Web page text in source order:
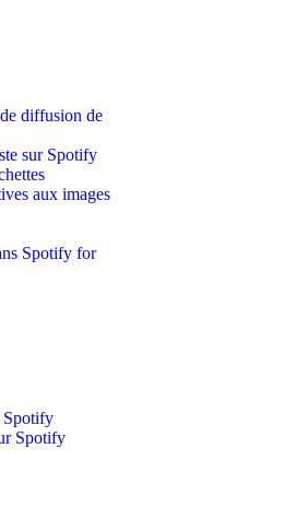
diffusion de
sur Spotify
aux images
Spotify for
Spotify
Spotify